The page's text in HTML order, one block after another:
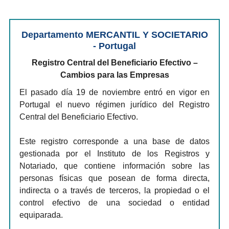
Departamento MERCANTIL Y SOCIETARIO
- Portugal
Registro Central del Beneficiario Efectivo –
Cambios para las Empresas
El pasado día 19 de noviembre entró en vigor en
Portugal el nuevo régimen jurídico del Registro
Central del Beneficiario Efectivo.
Este registro corresponde a una base de datos
gestionada por el Instituto de los Registros y
Notariado, que contiene información sobre las
personas físicas que posean de forma directa,
indirecta o a través de terceros, la propiedad o el
control efectivo de una sociedad o entidad
equiparada.